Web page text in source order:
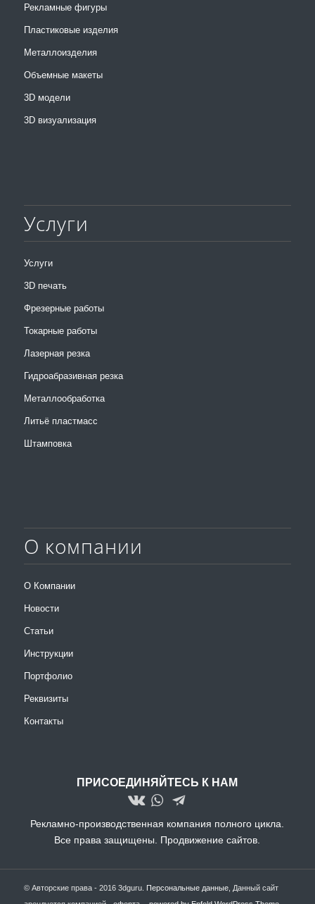
Рекламные фигуры
Пластиковые изделия
Металлоизделия
Объемные макеты
3D модели
3D визуализация
Услуги
Услуги
3D печать
Фрезерные работы
Токарные работы
Лазерная резка
Гидроабразивная резка
Металлообработка
Литьё пластмасс
Штамповка
О компании
О Компании
Новости
Статьи
Инструкции
Портфолио
Реквизиты
Контакты
ПРИСОЕДИНЯЙТЕСЬ К НАМ
Рекламно-производственная компания полного цикла.
Все права защищены. Продвижение сайтов.
© Авторские права - 2016 3dguru. Персональные данные, Данный сайт